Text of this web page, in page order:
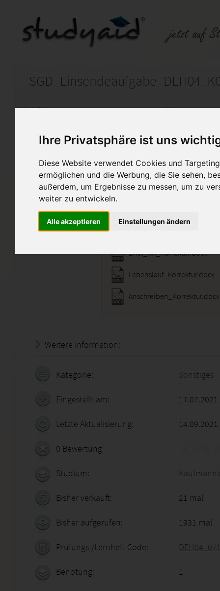
Ihre Privatsphäre ist uns
Diese Website verwendet Cookies und
ermöglichen und die Werbung, die Sie sehen,
außerdem, um Ergebnisse zu messen, um zu
weiter zu entwickeln.
Alle akzeptieren Einstellungen ändern
Auf StudyAid.de verkaufen
Startseite Sonstiges
Buchführung und
Note 1; 97 von 100 Punkten mit
Brief_KK_Korrektur.docx
Lebenslauf_Korrektur.docx
Anschreiben_Korrektur.docx
Weitere Information:
Kategorie: Sonstiges
Eingestellt am:
Letzte Aktualisierung: 14.09.2021
0 Bewertung
Studium:
Bisher verkauft: 21 mal
Bisher aufgerufen: 1931 mal
Prüfungs-/Lernheft-Code:
Benotung: 1